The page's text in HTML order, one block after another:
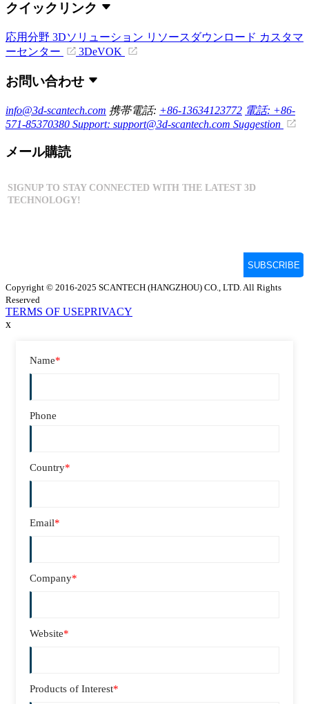
クイックリンク
応用分野 3Dソリューション リソースダウンロード カスタマ
ーセンター
3DeVOK
お問い合わせ
info@3d-scantech.com 携帯電話: +86-13634123772 電話: +86-
571-85370380 Support: support@3d-scantech.com Suggestion
メール購読
Copyright © 2016-2025 SCANTECH (HANGZHOU) CO., LTD. All Rights
Reserved
TERMS OF USEPRIVACY
x
Name*
Phone
Country*
Email*
Company*
Website*
Products of Interest*